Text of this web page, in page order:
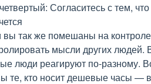
Согласитесь с тем,
вы так же помешаны на
мысли других людей.
люди реагируют по-разному.
те, кто носит дешевые часы —